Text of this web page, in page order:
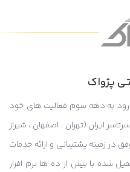
پژواک
ورود به دهه سوم فعالیت های خود
ایران (تهران ، اصفهان ، شیراز
در زمینه پشتیبانی و ارائه خدمات
شده با بیش از ده ها نرم افزار